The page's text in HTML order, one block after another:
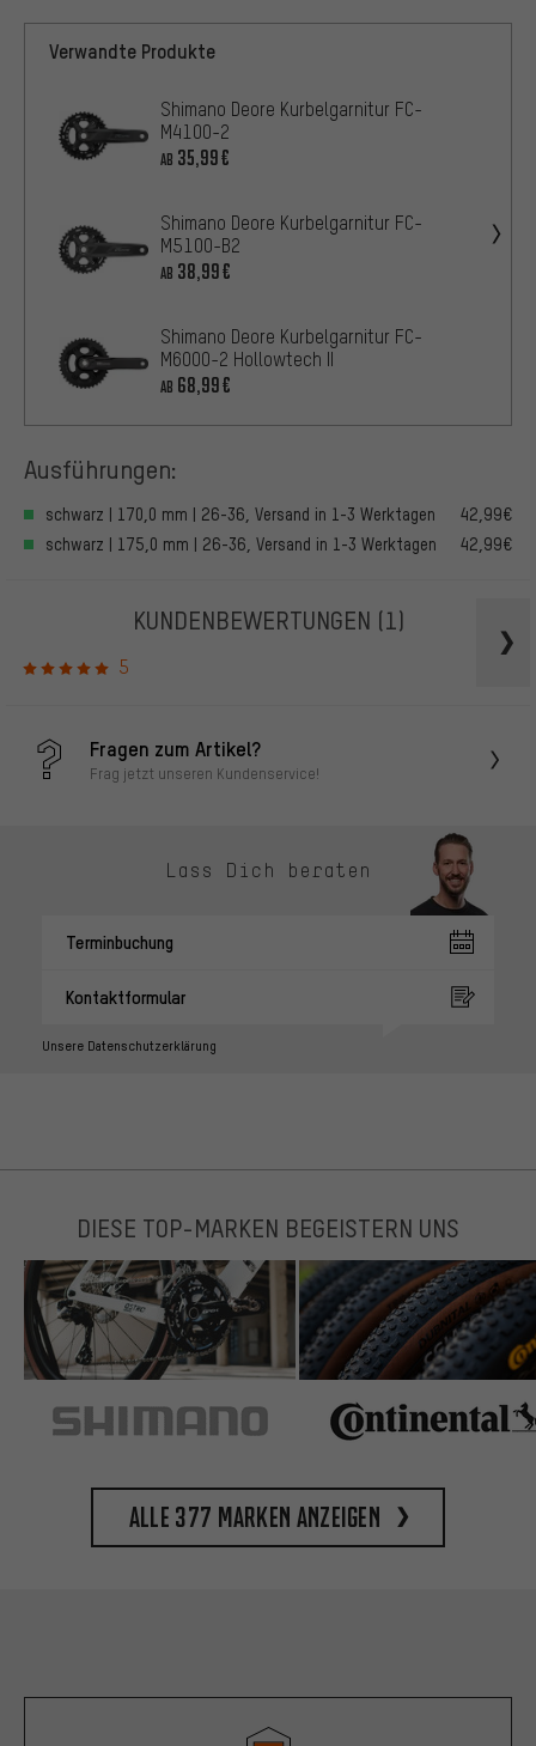
Verwandte Produkte
Shimano Deore Kurbelgarnitur FC-
M4100-2
AB 35,99€
Shimano Deore Kurbelgarnitur FC-
M5100-B2
AB 38,99€
Shimano Deore Kurbelgarnitur FC-
M6000-2 Hollowtech II
AB 68,99€
Ausführungen:
schwarz | 170,0 mm | 26-36, Versand in 1-3 Werktagen
42,99€
schwarz | 175,0 mm | 26-36, Versand in 1-3 Werktagen
42,99€
KUNDENBEWERTUNGEN (1)
5
Fragen zum Artikel?
Frag jetzt unseren Kundenservice!
Lass Dich beraten
Terminbuchung
Kontaktformular
Unsere Datenschutzerklärung
DIESE TOP-MARKEN BEGEISTERN UNS
Alle 377 Marken anzeigen